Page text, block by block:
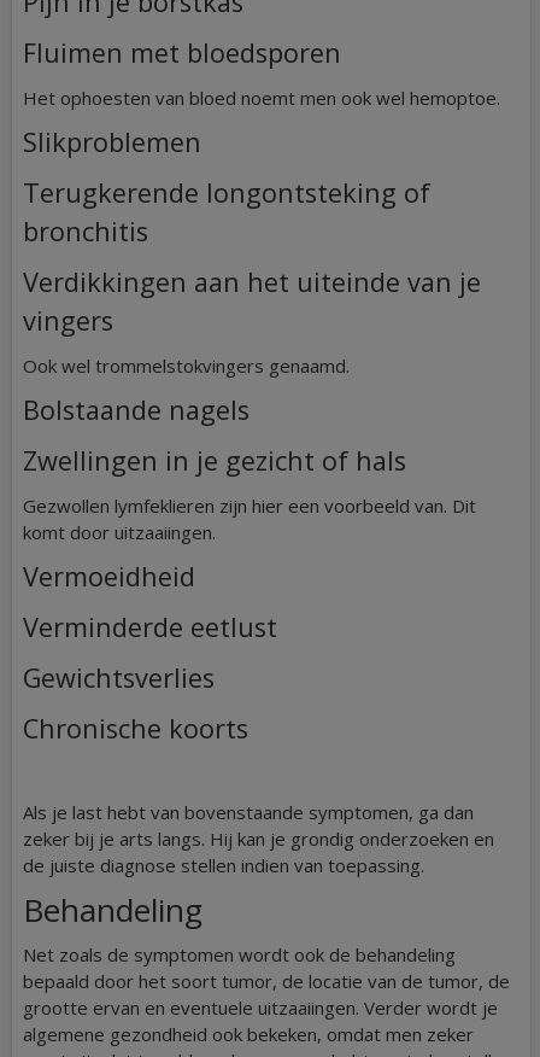
Fluimen met bloedsporen
Het ophoesten van bloed noemt men ook wel hemoptoe.
Slikproblemen
Terugkerende longontsteking of
bronchitis
Verdikkingen aan het uiteinde van je
vingers
Ook wel trommelstokvingers genaamd.
Bolstaande nagels
Zwellingen in je gezicht of hals
Gezwollen lymfeklieren zijn hier een voorbeeld van. Dit
komt door uitzaaiingen.
Vermoeidheid
Verminderde eetlust
Gewichtsverlies
Chronische koorts
Als je last hebt van bovenstaande symptomen, ga dan
zeker bij je arts langs. Hij kan je grondig onderzoeken en
de juiste diagnose stellen indien van toepassing.
Behandeling
Net zoals de symptomen wordt ook de behandeling
bepaald door het soort tumor, de locatie van de tumor, de
grootte ervan en eventuele uitzaaiingen. Verder wordt je
algemene gezondheid ook bekeken, omdat men zeker